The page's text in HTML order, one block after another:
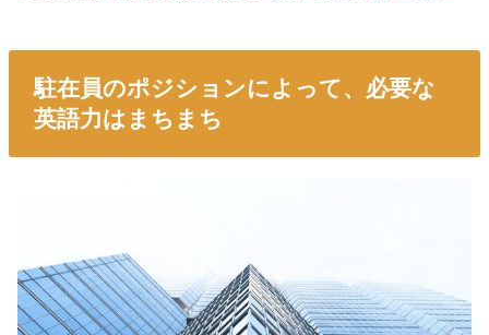
駐在員のポジションによって、必要な
英語力はまちまち